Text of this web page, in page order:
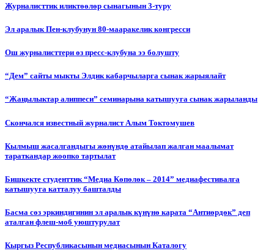
Журналисттик иликтөөлөр сынагынын 3-туру
Эл аралык Пен-клубунун 80-мааракелик конгресси
Ош журналисттери өз пресс-клубуна ээ болушту
“Дем” сайты мыкты Элдик кабарчыларга сынак жарыялайт
“Жаңылыктар алиппеси” семинарына катышууга сынак жарыланды
Cкончался известный журналист Алым Токтомушев
Кылмыш жасалгандыгы жөнүндө атайылап жалган маалымат
тараткандар жоопко тартылат
Бишкекте студенттик “Медиа Көпөлөк – 2014” медиафестивалга
катышууга катталуу башталды
Басма сөз эркиндигинин эл аралык күнүнө карата “Антиөрдөк” деп
аталган флеш-моб уюштурулат
Кыргыз Республикасынын медиасынын Каталогу